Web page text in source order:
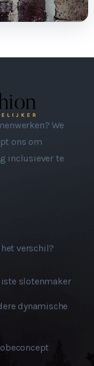
We
ons om
inclusiever te
verschil?
slotenmaker
dynamische